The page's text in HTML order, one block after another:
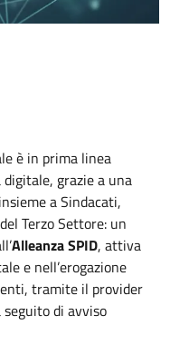
è in prima linea
grazie a una
a Sindacati,
Terzo Settore: un
Alleanza SPID, attiva
e nell’erogazione
tramite il provider
di avviso